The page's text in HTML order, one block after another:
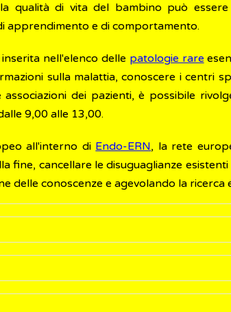
qualità di vita del bambino può
apprendimento e di comportamento.
nell'elenco delle patologie rare
sulla malattia, conoscere i centri
dei pazienti, è possibile
9,00 alle 13,00.
all'interno di Endo-ERN, la rete
fine, cancellare le disuguaglianze
delle conoscenze e agevolando la ricerca
riguardano lo sviluppo fisico, neurologico
e alterazioni del sistema nervoso.
da un difetto genetico del cromosoma